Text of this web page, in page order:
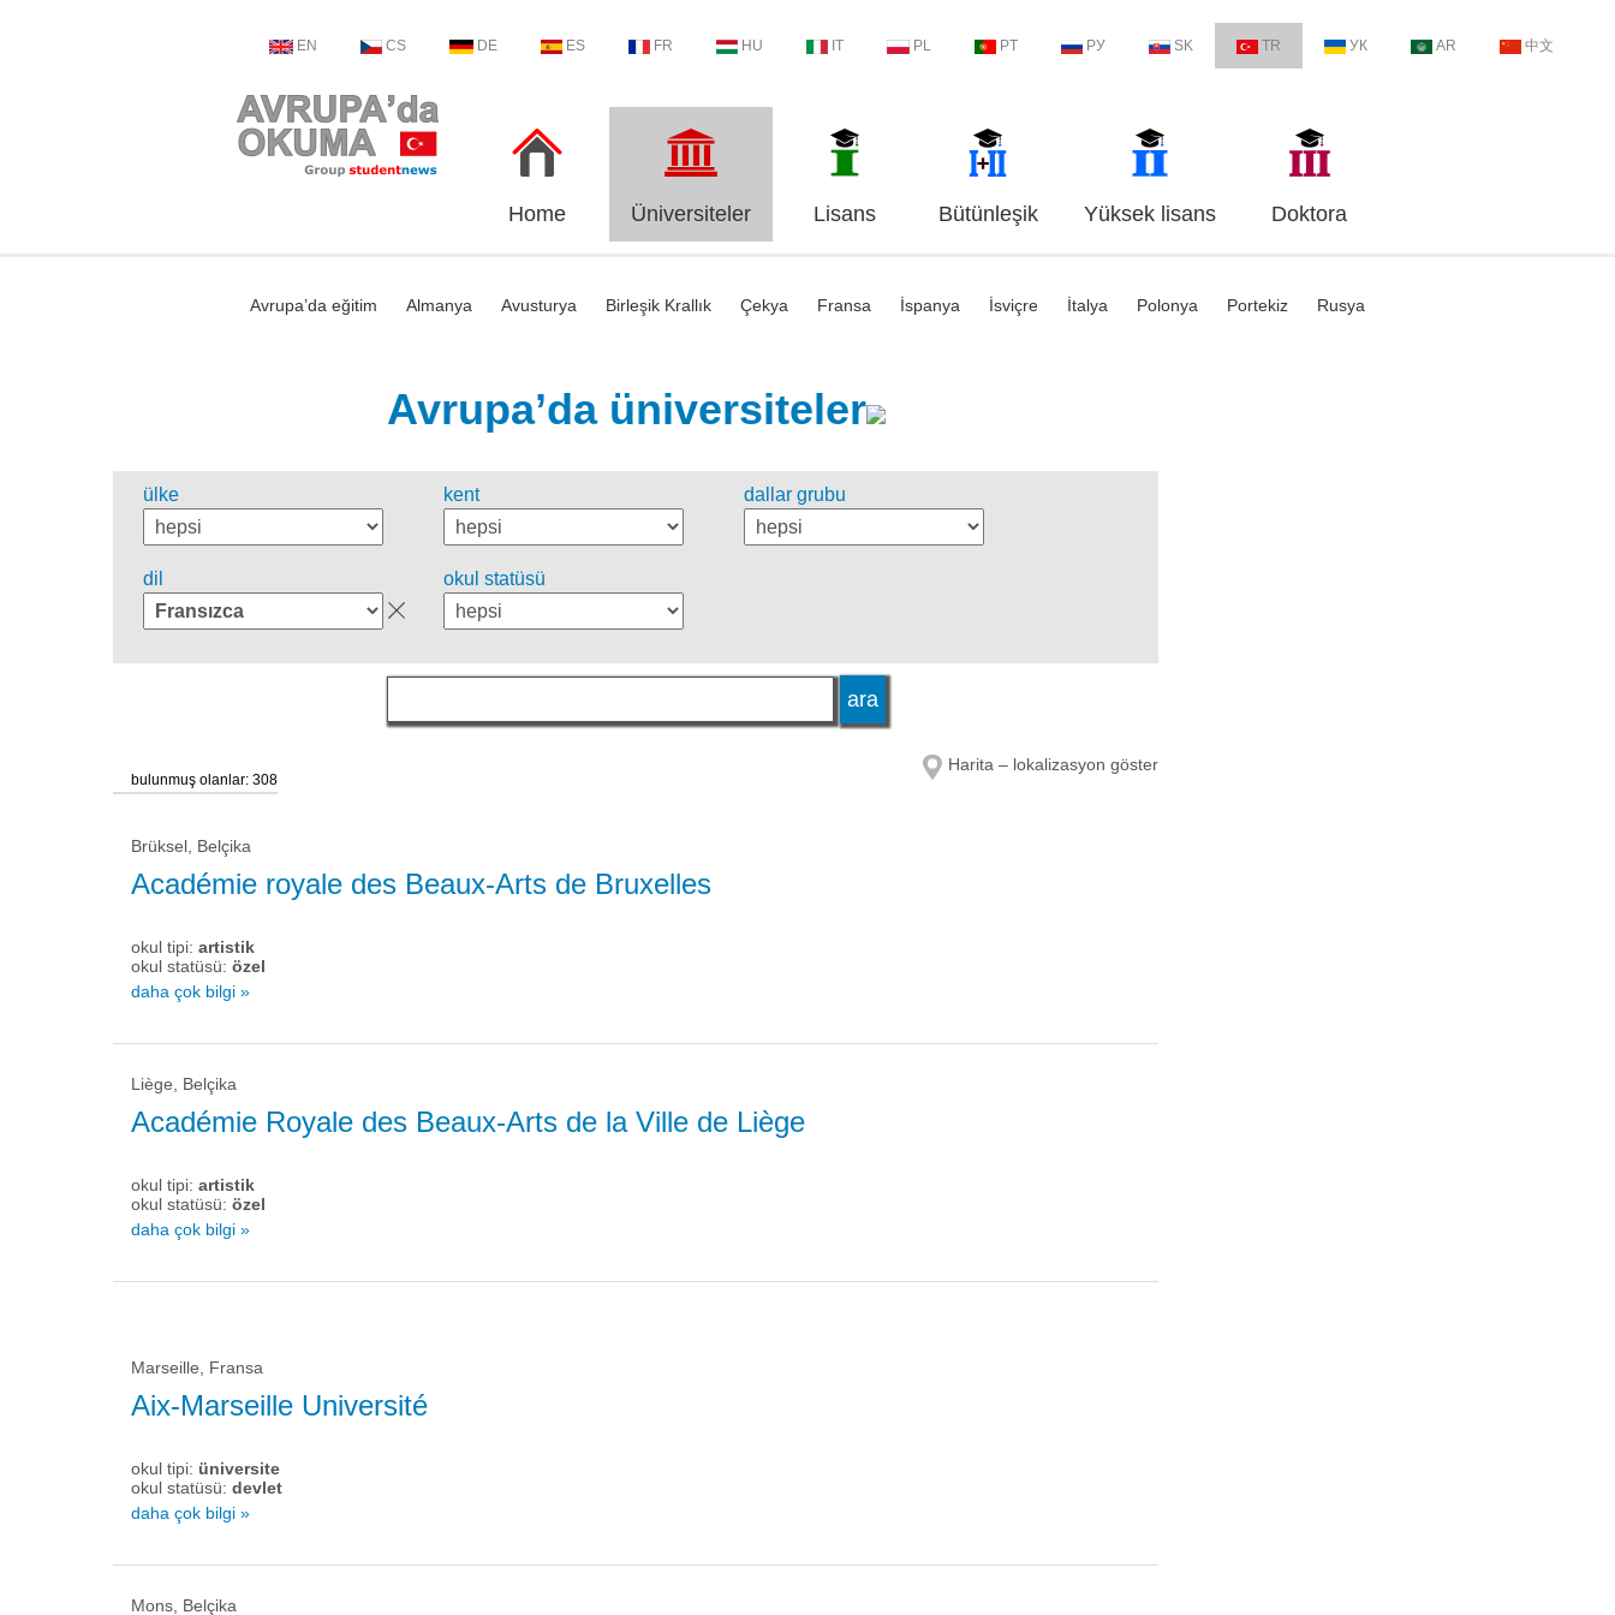
EN CS DE ES FR HU IT PL PT РУ SK TR УК AR 中文
Home Üniversiteler Lisans Bütünleşik Yüksek lisans Doktora
Avrupa’da eğitim Almanya Avusturya Birleşik Krallık Çekya Fransa İspanya İsviçre İtalya Polonya Portekiz Rusya
Avrupa’da üniversiteler
ülke kent dallar grubu
dil okul statüsü
bulunmuş olanlar: 308
Harita – lokalizasyon göster
Brüksel, Belçika
Académie royale des Beaux-Arts de Bruxelles
okul tipi: artistik
okul statüsü: özel
daha çok bilgi »
Liège, Belçika
Académie Royale des Beaux-Arts de la Ville de Liège
okul tipi: artistik
okul statüsü: özel
daha çok bilgi »
Marseille, Fransa
Aix-Marseille Université
okul tipi: üniversite
okul statüsü: devlet
daha çok bilgi »
Mons, Belçika